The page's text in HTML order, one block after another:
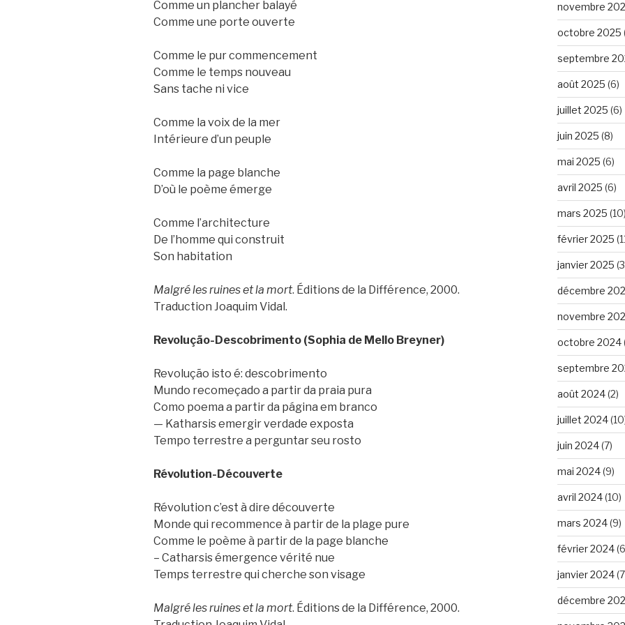
Comme un plancher balayé
Comme une porte ouverte
Comme le pur commencement
Comme le temps nouveau
Sans tache ni vice
Comme la voix de la mer
Intérieure d’un peuple
Comme la page blanche
D’où le poème émerge
Comme l’architecture
De l’homme qui construit
Son habitation
Malgré les ruines et la mort. Éditions de la Différence, 2000.
Traduction Joaquim Vidal.
Revolução-Descobrimento (Sophia de Mello Breyner)
Revolução isto é: descobrimento
Mundo recomeçado a partir da praia pura
Como poema a partir da página em branco
— Katharsis emergir verdade exposta
Tempo terrestre a perguntar seu rosto
Révolution-Découverte
Révolution c’est à dire découverte
Monde qui recommence à partir de la plage pure
Comme le poème à partir de la page blanche
– Catharsis émergence vérité nue
Temps terrestre qui cherche son visage
Malgré les ruines et la mort. Éditions de la Différence, 2000.
novembre
octobre 2025
septembre
août 2025 (6)
juillet 2025 (6)
juin 2025 (8)
mai 2025 (6)
avril 2025 (6)
mars 2025 (10)
février 2025
janvier 2025
décembre
novembre
octobre 2024
septembre
août 2024(2)
juillet 2024
juin 2024(7)
mai 2024(9)
avril 2024(10)
mars 2024(9)
février 2024
janvier 2024
décembre